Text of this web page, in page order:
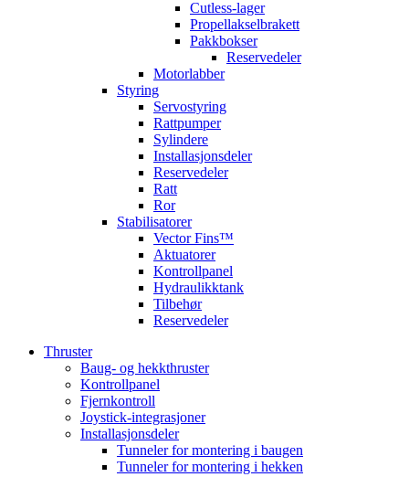
Cutless-lager
Propellakselbrakett
Pakkbokser
Reservedeler
Motorlabber
Styring
Servostyring
Rattpumper
Sylindere
Installasjonsdeler
Reservedeler
Ratt
Ror
Stabilisatorer
Vector Fins™
Aktuatorer
Kontrollpanel
Hydraulikktank
Tilbehør
Reservedeler
Thruster
Baug- og hekkthruster
Kontrollpanel
Fjernkontroll
Joystick-integrasjoner
Installasjonsdeler
Tunneler for montering i baugen
Tunneler for montering i hekken